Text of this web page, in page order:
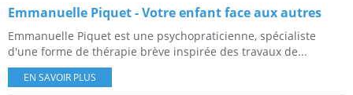
Emmanuelle Piquet - Votre enfant face aux autres
Emmanuelle Piquet est une psychopraticienne, spécialiste
d'une forme de thérapie brève inspirée des travaux de...
EN SAVOIR PLUS